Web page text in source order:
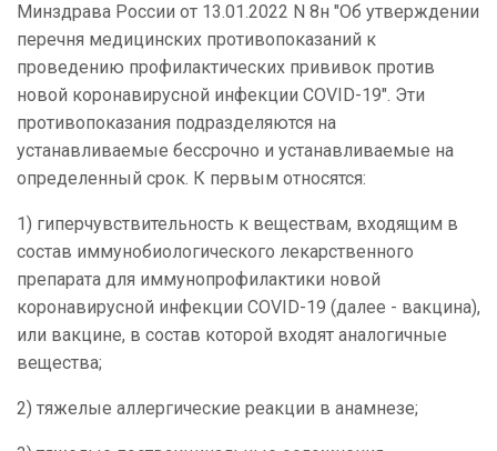
Минздрава России от 13.01.2022 N 8н "Об утверждении
перечня медицинских противопоказаний к
проведению профилактических прививок против
новой коронавирусной инфекции COVID-19". Эти
противопоказания подразделяются на
устанавливаемые бессрочно и устанавливаемые на
определенный срок. К первым относятся:
1) гиперчувствительность к веществам, входящим в
состав иммунобиологического лекарственного
препарата для иммунопрофилактики новой
коронавирусной инфекции COVID-19 (далее - вакцина),
или вакцине, в состав которой входят аналогичные
вещества;
2) тяжелые аллергические реакции в анамнезе;